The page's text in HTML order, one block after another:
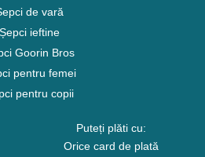
de vară
Șepci ieftine
Goorin Bros
pentru femei
pentru copii
Puteți plăti cu:
Orice card de plată